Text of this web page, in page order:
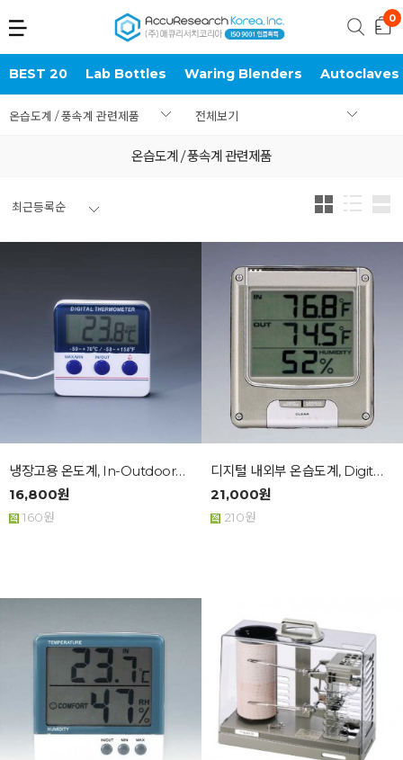
BEST 20 Lab Bottles Waring Blenders Autoclaves
온습도계 / 풍속계 관련제품 전체보기
온습도계 / 풍속계 관련제품
최근등록순
냉장고용 온도계, In-Outdoor Alarm T...
16,800원
160원
디지털 내외부 온습도계, Digital Thermo...
21,000원
210원